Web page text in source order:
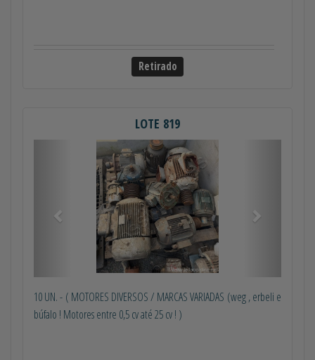
Retirado
LOTE 819
10 UN. - ( MOTORES DIVERSOS / MARCAS VARIADAS (weg , erbeli e
búfalo ! Motores entre 0,5 cv até 25 cv ! )